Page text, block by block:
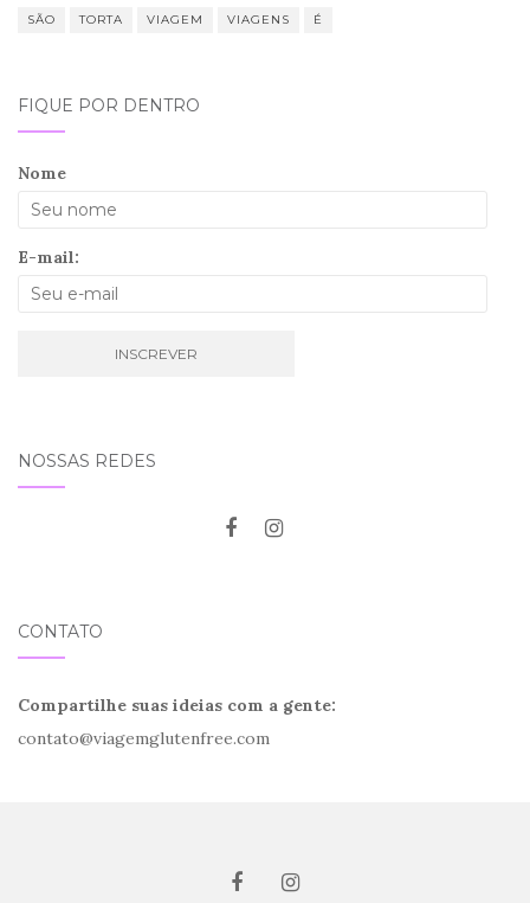
SÃO TORTA VIAGEM VIAGENS É
FIQUE POR DENTRO
Nome
E-mail:
NOSSAS REDES
CONTATO
Compartilhe suas ideias com a gente:
contato@viagemglutenfree.com